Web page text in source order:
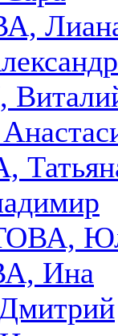
Ина